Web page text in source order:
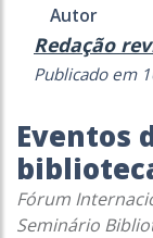
Autor
Redação
Publicado em
Eventos
Fórum
Seminário